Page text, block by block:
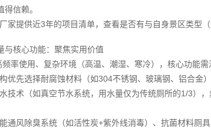
得信赖。
家提供近3年的项目清单，查看是否有与自身景区类型
与核心功能：聚焦实用价值
率使用、复杂环境（高温、潮湿、寒冷），核心功能
优先选择耐腐蚀材料（如304不锈钢、玻璃钢、铝合金
技术（如真空节水系统，用水量仅为传统厕所的1/3）
通风除臭系统（如活性炭+紫外线消毒）、抗菌材料厕